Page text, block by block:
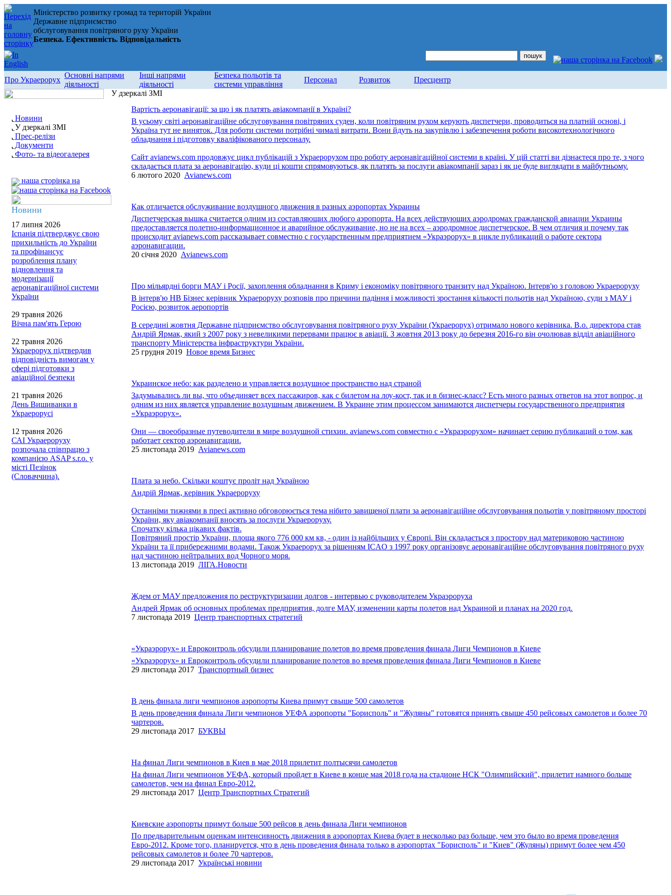
Міністерство розвитку громад та територій України
Державне підприємство
обслуговування повітряного руху України
Безпека. Ефективність. Відповідальність
Про Украерорух
Основні напрями
діяльності
Інші напрями
діяльності
Безпека польотів та
системи управління
Персонал Розвиток Пресцентр
Новини
У дзеркалі ЗМІ
Прес-релізи
Документи
Фото- та відеогалерея
наша сторінка на
Новини
17 липня 2026
Іспанія підтверджує свою
прихильність до України
та профінансує
розроблення плану
відновлення та
модернізації
аеронавігаційної системи
України
29 травня 2026
Вічна пам'ять Герою
22 травня 2026
Украерорух підтвердив
відповідність вимогам у
сфері підготовки з
авіаційної безпеки
21 травня 2026
День Вишиванки в
Украерорусі
12 травня 2026
САІ Украероруху
розпочала співпрацю з
компанією ASAP s.r.o. у
місті Пезінок
(Словаччина).
У дзеркалі ЗМІ
Вартість аеронавігації: за що і як платять авіакомпанії в Україні?
В усьому світі аеронавігаційне обслуговування повітряних суден, коли повітряним рухом керують диспетчери, проводиться на платній основі, і
Україна тут не виняток. Для роботи системи потрібні чималі витрати. Вони йдуть на закупівлю і забезпечення роботи високотехнологічного
обладнання і підготовку кваліфікованого персоналу.
Сайт avianews.com продовжує цикл публікацій з Украерорухом про роботу аеронавігаційної системи в країні. У цій статті ви дізнаєтеся про те, з чого
складається плата за аеронавігацію, куди ці кошти спрямовуються, як платять за послуги авіакомпанії зараз і як це буде виглядати в майбутньому.
6 лютого 2020 Avianews.com
Как отличается обслуживание воздушного движения в разных аэропортах Украины
Диспетчерская вышка считается одним из составляющих любого аэропорта. На всех действующих аэродромах гражданской авиации Украины
предоставляется полетно-информационное и аварийное обслуживание, но не на всех – аэродромное диспетчерское. В чем отличия и почему так
происходит avianews.com рассказывает совместно с государственным предприятием «Украэрорух» в цикле публикаций о работе сектора
аэронавигации.
20 січня 2020 Avianews.com
Про мільярдні борги МАУ і Росії, захоплення обладнання в Криму і економіку повітряного транзиту над Україною. Інтерв'ю з головою Украероруху
В інтерв'ю НВ Бізнес керівник Украероруху розповів про причини падіння і можливості зростання кількості польотів над Україною, суди з МАУ і
Росією, розвиток аеропортів
В середині жовтня Державне підприємство обслуговування повітряного руху України (Украерорух) отримало нового керівника. В.о. директора став
Андрій Ярмак, який з 2007 року з невеликими перервами працює в авіації. З жовтня 2013 року до березня 2016-го він очолював відділ авіаційного
транспорту Міністерства інфраструктури України.
25 грудня 2019 Новое время Бизнес
Украинское небо: как разделено и управляется воздушное пространство над страной
Задумывались ли вы, что объединяет всех пассажиров, как с билетом на лоу-кост, так и в бизнес-класс? Есть много разных ответов на этот вопрос, и
одним из них является управление воздушным движением. В Украине этим процессом занимаются диспетчеры государственного предприятия
«Украэрорух».
Они — своеобразные путеводители в мире воздушной стихии. avianews.com совместно с «Украэрорухом» начинает серию публикаций о том, как
работает сектор аэронавигации.
25 листопада 2019 Avianews.com
Плата за небо. Скільки коштує проліт над Україною
Андрій Ярмак, керівник Украероруху
Останніми тижнями в пресі активно обговорюється тема нібито завищеної плати за аеронавігаційне обслуговування польотів у повітряному просторі
України, яку авіакомпанії вносять за послуги Украероруху.
Спочатку кілька цікавих фактів.
Повітряний простір України, площа якого 776 000 км кв, - один із найбільших у Європі. Він складається з простору над материковою частиною
України та її прибережними водами. Також Украерорух за рішенням ICAO з 1997 року організовує аеронавігаційне обслуговування повітряного руху
над частиною нейтральних вод Чорного моря.
13 листопада 2019 ЛІГА.Новости
Ждем от МАУ предложения по реструктуризации долгов - интервью с руководителем Украэроруха
Андрей Ярмак об основных проблемах предприятия, долге МАУ, изменении карты полетов над Украиной и планах на 2020 год.
7 листопада 2019 Центр транспортных стратегий
«Украэрорух» и Евроконтроль обсудили планирование полетов во время проведения финала Лиги Чемпионов в Киеве
«Украэрорух» и Евроконтроль обсудили планирование полетов во время проведения финала Лиги Чемпионов в Киеве
29 листопада 2017 Транспортный бизнес
В день финала лиги чемпионов аэропорты Киева примут свыше 500 самолетов
В день проведения финала Лиги чемпионов УЕФА аэропорты "Борисполь" и "Жуляны" готовятся принять свыше 450 рейсовых самолетов и более 70
чартеров.
29 листопада 2017 БУКВЫ
На финал Лиги чемпионов в Киев в мае 2018 прилетит полтысячи самолетов
На финал Лиги чемпионов УЕФА, который пройдет в Киеве в конце мая 2018 года на стадионе НСК "Олимпийский", прилетит намного больше
самолетов, чем на финал Евро-2012.
29 листопада 2017 Центр Транспортных Стратегий
Киевские аэропорты примут больше 500 рейсов в день финала Лиги чемпионов
По предварительным оценкам интенсивность движения в аэропортах Киева будет в несколько раз больше, чем это было во время проведения
Евро-2012. Кроме того, планируется, что в день проведения финала только в аэропортах "Борисполь" и "Киев" (Жуляны) примут более чем 450
рейсовых самолетов и более 70 чартеров.
29 листопада 2017 Українські новини